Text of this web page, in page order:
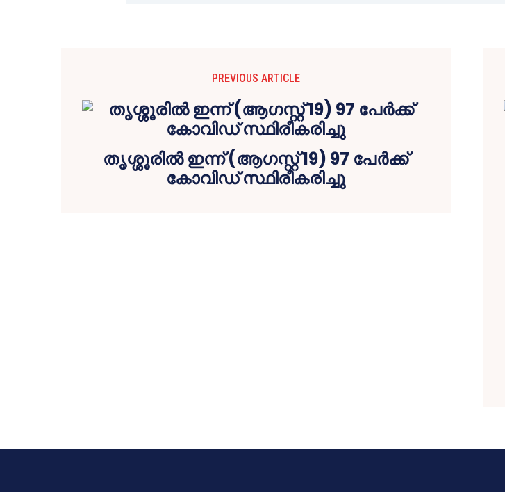
PREVIOUS ARTICLE
തൃശ്ശൂരിൽ ഇന്ന് (ആഗസ്റ്റ് 19) 97 പേർക്ക്
കോവിഡ് സ്ഥിരീകരിച്ചു